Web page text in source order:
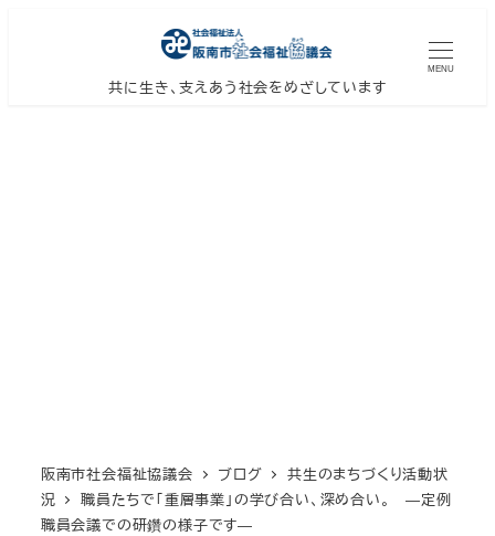
共に生き、支えあう社会をめざしています
MENU
阪南市社会福祉協議会 ブログ
共生のまちづくり活動状
況
職員たちで「重層事業」の学び合い、深め合い。 ―定例
職員会議での研鑽の様子です―